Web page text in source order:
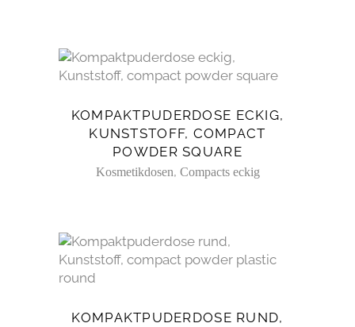
KOMPAKTPUDERDOSE ECKIG,
KUNSTSTOFF, COMPACT
POWDER SQUARE
Kosmetikdosen, Compacts eckig
KOMPAKTPUDERDOSE RUND,